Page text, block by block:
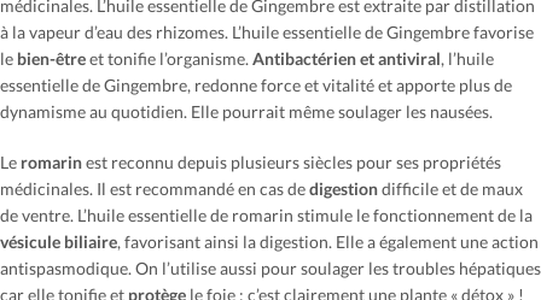
médicinales. L’huile essentielle de Gingembre est extraite par distillation
à la vapeur d’eau des rhizomes. L’huile essentielle de Gingembre favorise
le bien-êtreet tonifie l’organisme. Antibactérien et antiviral, l’huile
essentielle de Gingembre, redonne force et vitalité et apporte plus de
dynamisme au quotidien. Elle pourrait même soulager les nausées.
Le romarinest reconnu depuis plusieurs siècles pour ses propriétés
médicinales. Il est recommandé en cas dedigestiondifficile et de maux
de ventre. L’huile essentielle de romarin stimule le fonctionnement de la
vésicule biliaire, favorisant ainsi la digestion. Elle a également une action
antispasmodique. On l’utilise aussi pour soulager les troubles hépatiques
car elle tonifie et protège le foie : c’est clairement une plante « détox » !